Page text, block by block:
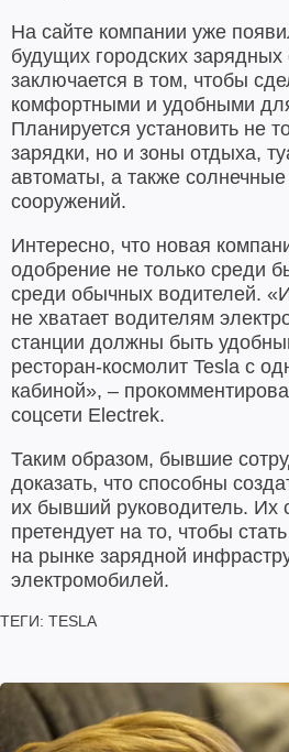
На сайте компании уже
будущих городских
заключается в том, чтобы
комфортными и удобными
Планируется установить не
зарядки, но и зоны отдыха,
автоматы, а также
сооружений.
Интересно, что новая
одобрение не только среди
среди обычных водителей.
не хватает водителям
станции должны быть
ресторан-космолит Tesla с
кабиной», –
соцсети Electrek.
Таким образом, бывшие
доказать, что способны
их бывший руководитель. Их
претендует на то, чтобы
на рынке зарядной
электромобилей.
ТЕГИ: TESLA